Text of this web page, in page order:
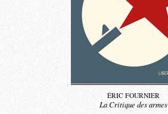
ÉRIC FOURNIER
La Critique des armes